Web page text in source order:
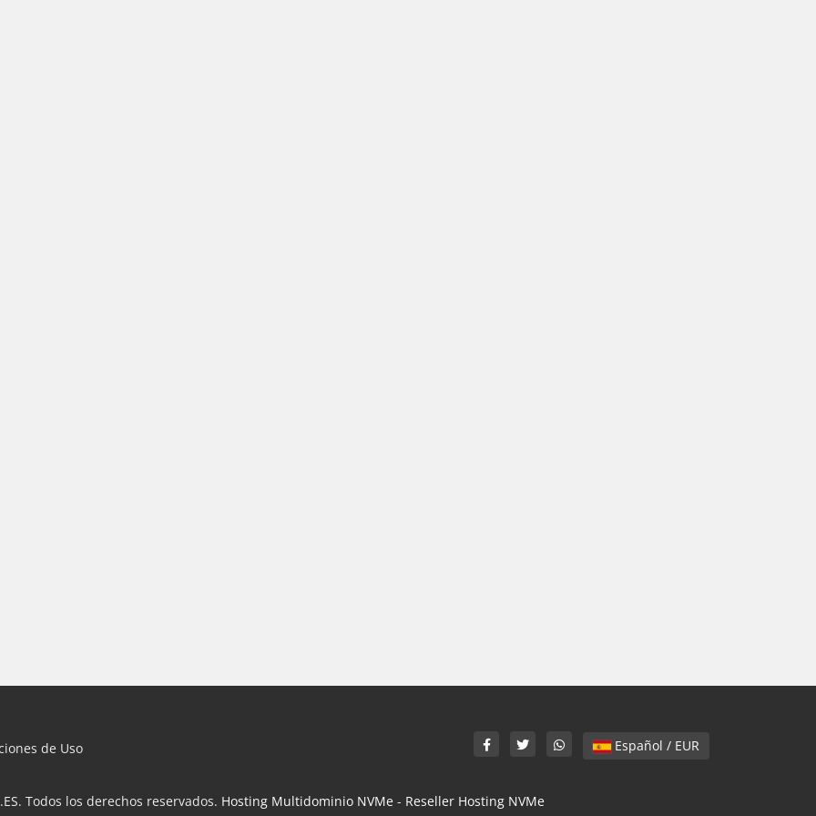
Español / EUR
de Uso
Todos los derechos reservados. Hosting Multidominio NVMe - Reseller Hosting NVMe